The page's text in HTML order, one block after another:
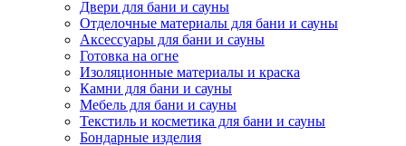
Двери для бани и сауны
Отделочные материалы для бани и сауны
Аксессуары для бани и сауны
Готовка на огне
Изоляционные материалы и краска
Камни для бани и сауны
Мебель для бани и сауны
Текстиль и косметика для бани и сауны
Бондарные изделия